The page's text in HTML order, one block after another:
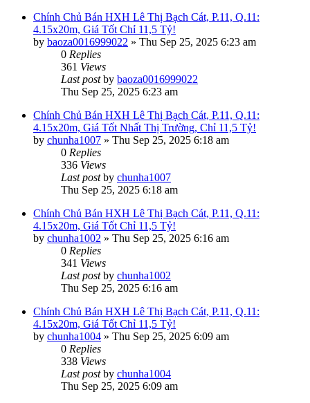
Chính Chủ Bán HXH Lê Thị Bạch Cát, P.11, Q.11:
4.15x20m, Giá Tốt Chỉ 11,5 Tỷ!
by baoza0016999022 » Thu Sep 25, 2025 6:23 am
0 Replies
361 Views
Last postby baoza0016999022
Thu Sep 25, 2025 6:23 am
Chính Chủ Bán HXH Lê Thị Bạch Cát, P.11, Q.11:
4.15x20m, Giá Tốt Nhất Thị Trường, Chỉ 11,5 Tỷ!
by chunha1007 » Thu Sep 25, 2025 6:18 am
0 Replies
336 Views
Last postby chunha1007
Thu Sep 25, 2025 6:18 am
Chính Chủ Bán HXH Lê Thị Bạch Cát, P.11, Q.11:
4.15x20m, Giá Tốt Chỉ 11,5 Tỷ!
by chunha1002 » Thu Sep 25, 2025 6:16 am
0 Replies
341 Views
Last postby chunha1002
Thu Sep 25, 2025 6:16 am
Chính Chủ Bán HXH Lê Thị Bạch Cát, P.11, Q.11:
4.15x20m, Giá Tốt Chỉ 11,5 Tỷ!
by chunha1004 » Thu Sep 25, 2025 6:09 am
0 Replies
338 Views
Last postby chunha1004
Thu Sep 25, 2025 6:09 am